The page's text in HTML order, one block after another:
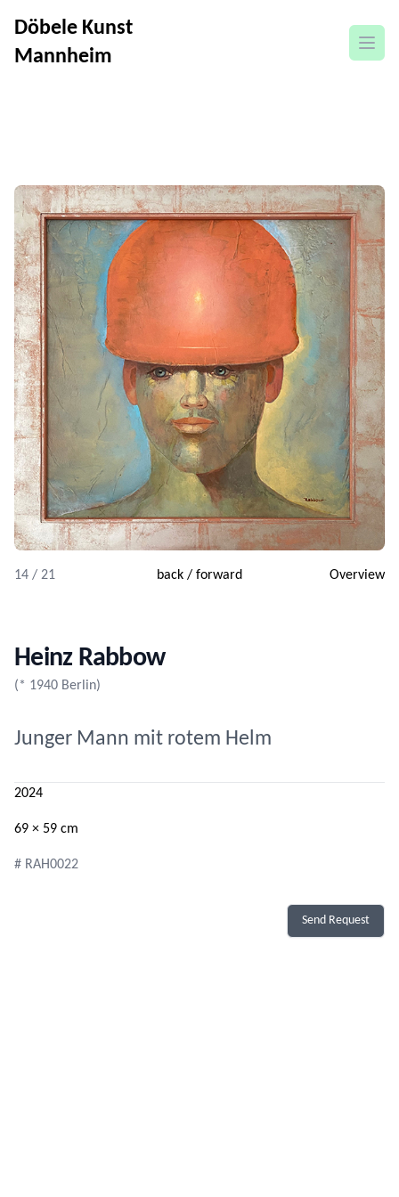
Döbele Kunst
Mannheim
open
14 / 21 back/ forward Overview
Heinz Rabbow
(* 1940 Berlin)
Junger Mann mit rotem Helm
2024
69 × 59 cm
# RAH0022
Send Request